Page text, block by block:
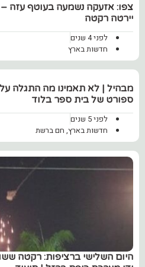
צפו: אזעקה נשמעה בעוטף עזה
יירטה רקטה
לפני 4 שנים
חדשות בארץ
מבהיל | לא תאמינו מה התגלה
ספורט של בית ספר בלוד
לפני 5 שנים
חדשות בארץ, חם ברשת
היום השלישי ברציפות: רקטה